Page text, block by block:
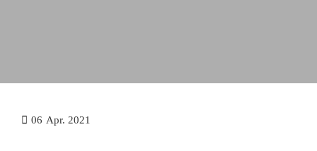
06 Apr. 2021